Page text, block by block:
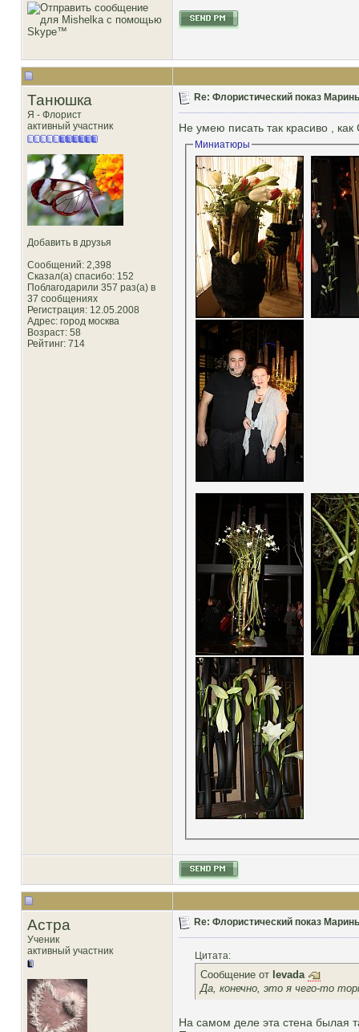
Танюшка
Я - Флорист
активный участник
Добавить в друзья
Сообщений: 2,398
Сказал(а) спасибо: 152
Поблагодарили 357 раз(а) в
37 сообщениях
Регистрация: 12.05.2008
Адрес: город москва
Возраст: 58
Рейтинг: 714
Re: Флористический показ
Не умею писать так красиво ,
Миниатюры
Астра
Ученик
активный участник
Re: Флористический показ
Цитата:
Сообщение от levada
Да, конечно, это я чего-то
На самом деле эта стена былая